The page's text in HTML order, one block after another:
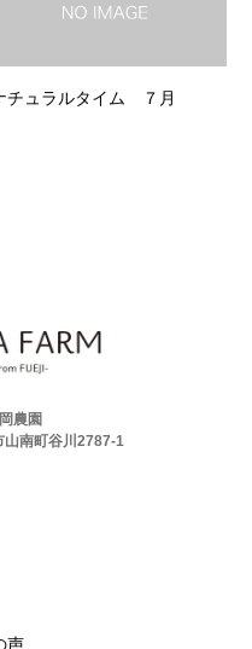
チュラルタイム ７月
農園
南町谷川2787-1
声